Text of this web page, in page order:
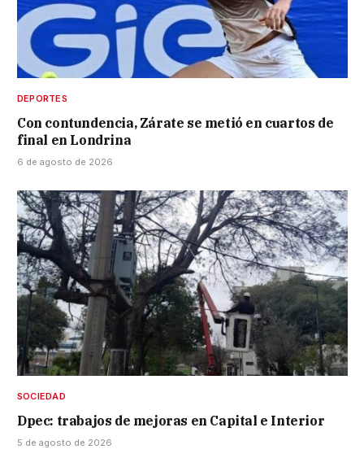
DEPORTES
Con contundencia, Zárate se metió en cuartos de
final en Londrina
6 de agosto de 2026
SOCIEDAD
Dpec: trabajos de mejoras en Capital e Interior
5 de agosto de 2026